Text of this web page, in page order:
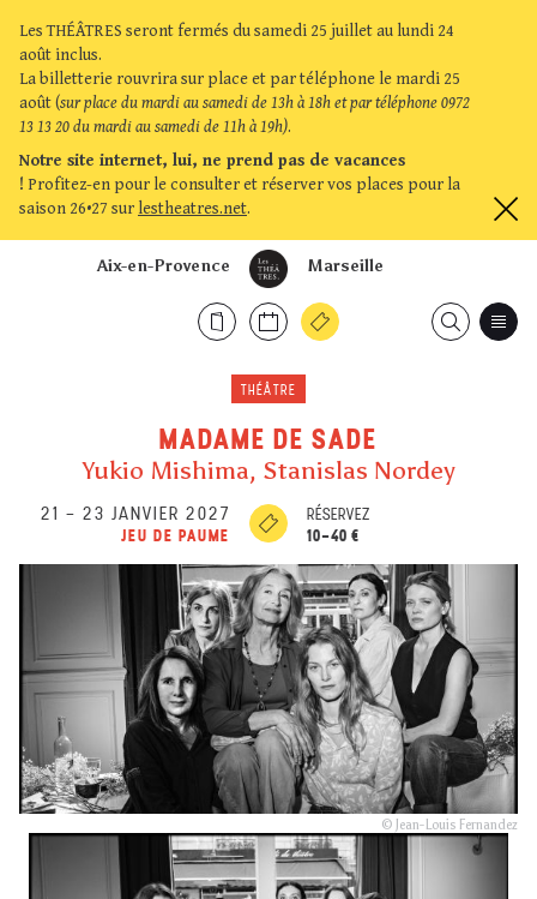
Les THÉÂTRES seront fermés du samedi 25 juillet au lundi 24
août inclus.
La billetterie rouvrira sur place et par téléphone le mardi 25
août (sur place du mardi au samedi de 13h à 18h et par téléphone 0972
13 13 20 du mardi au samedi de 11h à 19h).
Notre site internet, lui, ne prend pas de vacances
! Profitez-en pour le consulter et réserver vos places pour la
saison 26•27 sur lestheatres.net.
Marseille
Aix-en-Provence
THÉÂTRE
MADAME DE SADE
Yukio Mishima, Stanislas Nordey
21 – 23 JANVIER 2027
JEU DE PAUME
RÉSERVEZ
10-40 €
© Jean-Louis Fernandez